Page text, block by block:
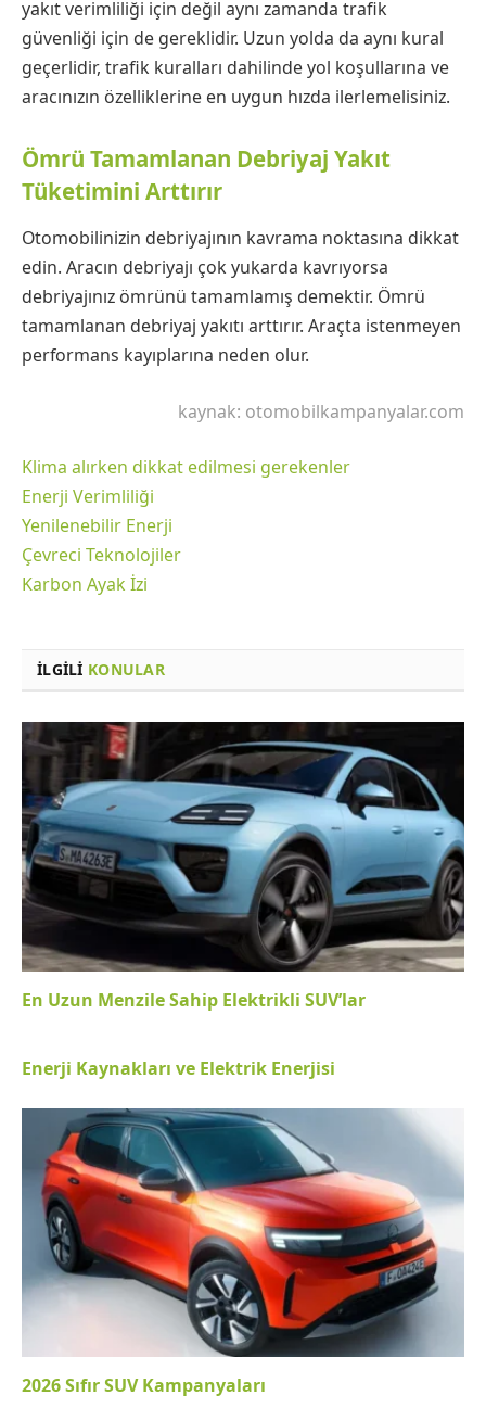
yakıt verimliliği için değil aynı zamanda trafik
güvenliği için de gereklidir. Uzun yolda da aynı kural
geçerlidir, trafik kuralları dahilinde yol koşullarına ve
aracınızın özelliklerine en uygun hızda ilerlemelisiniz.
Ömrü Tamamlanan Debriyaj Yakıt
Tüketimini Arttırır
Otomobilinizin debriyajının kavrama noktasına dikkat
edin. Aracın debriyajı çok yukarda kavrıyorsa
debriyajınız ömrünü tamamlamış demektir. Ömrü
tamamlanan debriyaj yakıtı arttırır. Araçta istenmeyen
performans kayıplarına neden olur.
kaynak: otomobilkampanyalar.com
Klima alırken dikkat edilmesi gerekenler
Enerji Verimliliği
Yenilenebilir Enerji
Çevreci Teknolojiler
Karbon Ayak İzi
İLGILI KONULAR
En Uzun Menzile Sahip Elektrikli SUV’lar
Enerji Kaynakları ve Elektrik Enerjisi
2026 Sıfır SUV Kampanyaları